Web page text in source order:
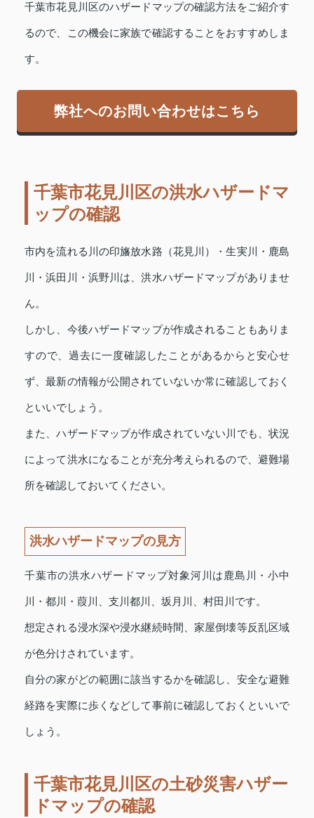
千葉市花見川区のハザードマップの確認方法をご紹介す
るので、この機会に家族で確認することをおすすめしま
す。
弊社へのお問い合わせはこちら
千葉市花見川区の洪水ハザードマ
ップの確認
市内を流れる川の印旛放水路（花見川）・生実川・鹿島
川・浜田川・浜野川は、洪水ハザードマップがありませ
ん。
しかし、今後ハザードマップが作成されることもありま
すので、過去に一度確認したことがあるからと安心せ
ず、最新の情報が公開されていないか常に確認しておく
といいでしょう。
また、ハザードマップが作成されていない川でも、状況
によって洪水になることが充分考えられるので、避難場
所を確認しておいてください。
洪水ハザードマップの見方
千葉市の洪水ハザードマップ対象河川は鹿島川・小中
川・都川・葭川、支川都川、坂月川、村田川です。
想定される浸水深や浸水継続時間、家屋倒壊等反乱区域
が色分けされています。
自分の家がどの範囲に該当するかを確認し、安全な避難
経路を実際に歩くなどして事前に確認しておくといいで
しょう。
千葉市花見川区の土砂災害ハザー
ドマップの確認